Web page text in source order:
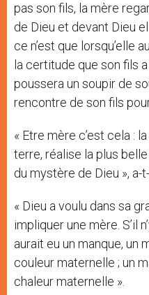
pas son fils, la mère
de Dieu et devant Dieu
ce n’est que lorsqu’elle
la certitude que son fils
poussera un soupir de
rencontre de son fils
« Etre mère c’est cela :
terre, réalise la plus
du mystère de Dieu », a-
« Dieu a voulu dans sa
impliquer une mère. S’il
aurait eu un manque, un
couleur maternelle ; un
chaleur maternelle ».